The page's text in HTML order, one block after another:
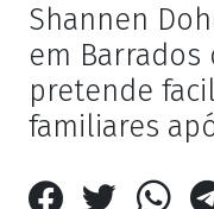
Shannen
em
pretende
familiares